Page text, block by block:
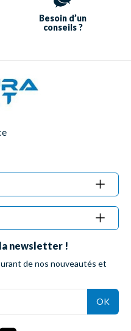
Besoin d’un
conseils ?
newsletter !
de nos nouveautés et